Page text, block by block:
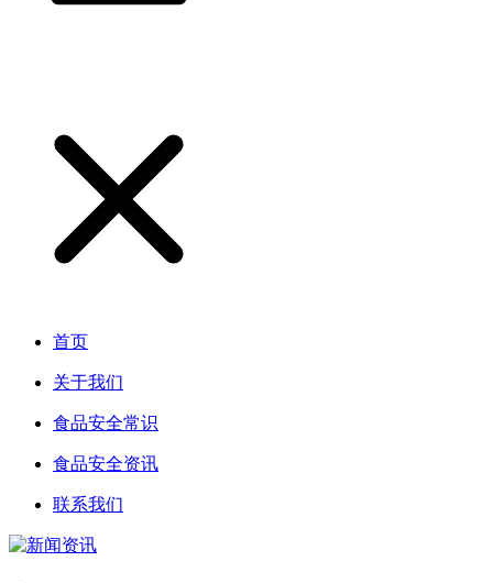
首页
关于我们
食品安全常识
食品安全资讯
联系我们